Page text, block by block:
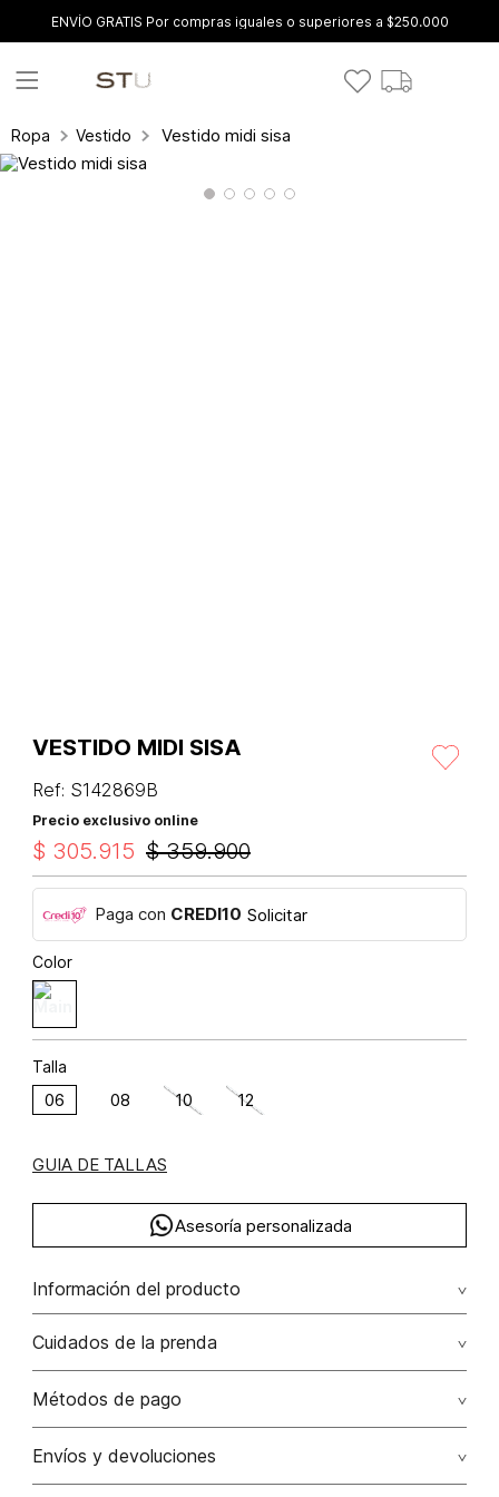
ENVÍO GRATIS Por compras iguales o superiores a $250.000
Ropa Vestidos Vestido midi sisa
VESTIDO MIDI SISA
Ref: S142869B
Precio exclusivo online
$ 359.900
$ 305.915
Paga con CREDI10 Solicitar
Color
Talla
06 08 10 12
GUIA DE TALLAS
Asesoría personalizada
Información del producto
Vestido midi sisa lino 100% 100.00% lino/linen
Cuidados de la prenda
Lavado profesional en húmedo (w) planchar con vapor
No lavar
Métodos de pago
Tarjetas de crédito: Visa, Dinners, Master Card y American
Envíos y devoluciones